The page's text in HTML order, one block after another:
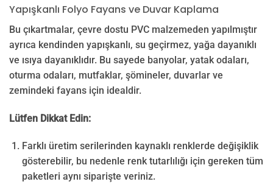
Yapışkanlı Folyo Fayans ve Duvar Kaplama
Bu çıkartmalar, çevre dostu PVC malzemeden yapılmıştır
ayrıca kendinden yapışkanlı, su geçirmez, yağa dayanıklı
ve ısıya dayanıklıdır. Bu sayede banyolar, yatak odaları,
oturma odaları, mutfaklar, şömineler, duvarlar ve
zemindeki fayans için idealdir.
Lütfen Dikkat Edin:
Farklı üretim serilerinden kaynaklı renklerde değişiklik
gösterebilir, bu nedenle renk tutarlılığı için gereken tüm
paketleri aynı siparişte veriniz.